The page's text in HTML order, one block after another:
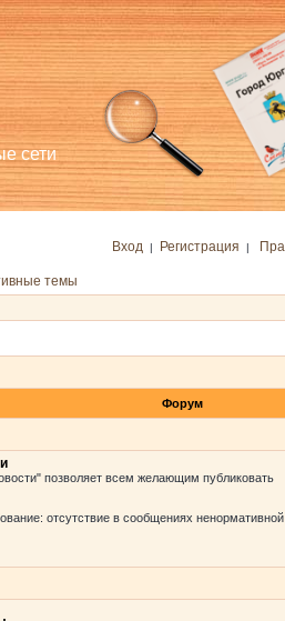
сети
Вход | Регистрация |
темы
Форум
позволяет всем желающим публиковать
отсутствие в сообщениях ненормативной